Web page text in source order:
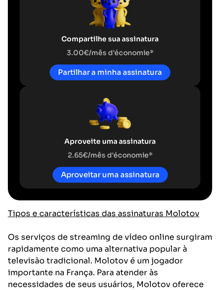
Compartilhe sua assinatura
3.00€/mês d'économie*
Partilhar a minha assinatura
Aproveite uma assinatura
2.65€/mês d'économie*
Aproveitar uma assinatura
Tipos e características das assinaturas Molotov
Os serviços de streaming de vídeo online surgiram
rapidamente como uma alternativa popular à
televisão tradicional. Molotov é um jogador
importante na França. Para atender às
necessidades de seus usuários, Molotov oferece